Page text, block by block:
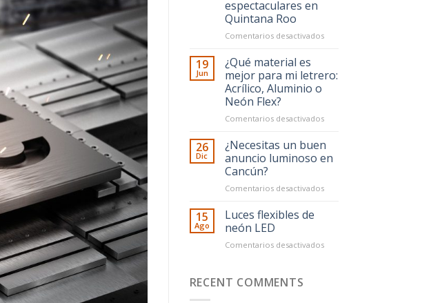
2026
espectaculares en
Quintana Roo
Comentarios desactivadosen
para
espectaculares
Quintana
Roo
19
Jun
¿Qué material es
mejor para mi letrero:
Acrílico, Aluminio o
Neón Flex?
Comentarios desactivadosen
material
mejor
mi
Neón
26
Dic
¿Necesitas un buen
anuncio luminoso en
Cancún?
Comentarios desactivadosen
luminoso
15
Ago
Luces flexibles de
neón LED
Comentarios desactivadosen
RECENT COMMENTS